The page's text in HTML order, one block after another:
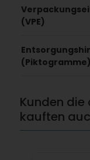
(VPE)
(Piktogramme)
Kunden die
kauften